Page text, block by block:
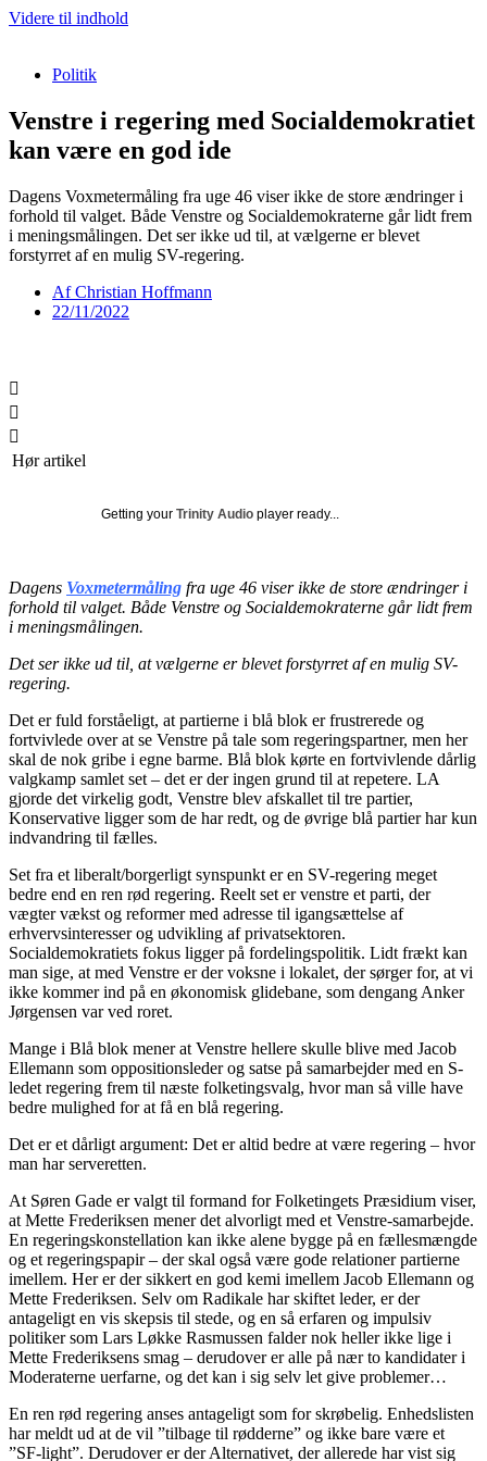
Videre til indhold
Politik
Venstre i regering med Socialdemokratiet
kan være en god ide
Dagens Voxmetermåling fra uge 46 viser ikke de store ændringer i
forhold til valget. Både Venstre og Socialdemokraterne går lidt frem
i meningsmålingen. Det ser ikke ud til, at vælgerne er blevet
forstyrret af en mulig SV-regering.
AfChristian Hoffmann
22/11/2022
Hør artikel
Getting your Trinity Audio player ready...
Dagens Voxmetermåling fra uge 46 viser ikke de store ændringer i
forhold til valget. Både Venstre og Socialdemokraterne går lidt frem
i meningsmålingen.
Det ser ikke ud til, at vælgerne er blevet forstyrret af en mulig SV-
regering.
Det er fuld forståeligt, at partierne i blå blok er frustrerede og
fortvivlede over at se Venstre på tale som regeringspartner, men her
skal de nok gribe i egne barme. Blå blok kørte en fortvivlende dårlig
valgkamp samlet set – det er der ingen grund til at repetere. LA
gjorde det virkelig godt, Venstre blev afskallet til tre partier,
Konservative ligger som de har redt, og de øvrige blå partier har kun
indvandring til fælles.
Set fra et liberalt/borgerligt synspunkt er en SV-regering meget
bedre end en ren rød regering. Reelt set er venstre et parti, der
vægter vækst og reformer med adresse til igangsættelse af
erhvervsinteresser og udvikling af privatsektoren.
Socialdemokratiets fokus ligger på fordelingspolitik. Lidt frækt kan
man sige, at med Venstre er der voksne i lokalet, der sørger for, at vi
ikke kommer ind på en økonomisk glidebane, som dengang Anker
Jørgensen var ved roret.
Mange i Blå blok mener at Venstre hellere skulle blive med Jacob
Ellemann som oppositionsleder og satse på samarbejder med en S-
ledet regering frem til næste folketingsvalg, hvor man så ville have
bedre mulighed for at få en blå regering.
Det er et dårligt argument: Det er altid bedre at være regering – hvor
man har serveretten.
At Søren Gade er valgt til formand for Folketingets Præsidium viser,
at Mette Frederiksen mener det alvorligt med et Venstre-samarbejde.
En regeringskonstellation kan ikke alene bygge på en fællesmængde
og et regeringspapir – der skal også være gode relationer partierne
imellem. Her er der sikkert en god kemi imellem Jacob Ellemann og
Mette Frederiksen. Selv om Radikale har skiftet leder, er der
antageligt en vis skepsis til stede, og en så erfaren og impulsiv
politiker som Lars Løkke Rasmussen falder nok heller ikke lige i
Mette Frederiksens smag – derudover er alle på nær to kandidater i
Moderaterne uerfarne, og det kan i sig selv let give problemer…
En ren rød regering anses antageligt som for skrøbelig. Enhedslisten
har meldt ud at de vil ”tilbage til rødderne” og ikke bare være et
”SF-light”. Derudover er der Alternativet, der allerede har vist sig